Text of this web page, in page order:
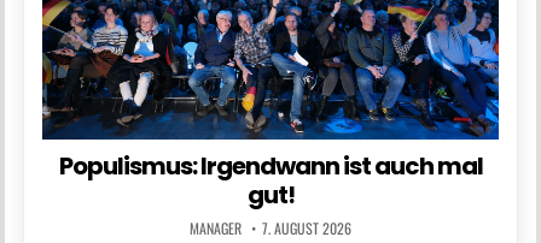
Populismus: Irgendwann ist auch mal
gut!
MANAGER 7. AUGUST 2026